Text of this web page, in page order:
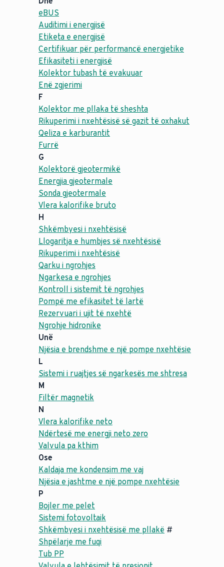
eBUS
Auditimi i energjisë
Etiketa e energjisë
Certifikuar për performancë energjetike
Efikasiteti i energjisë
Kolektor tubash të evakuuar
Enë zgjerimi
F
Kolektor me pllaka të sheshta
Rikuperimi i nxehtësisë së gazit të oxhakut
Qeliza e karburantit
Furrë
G
Kolektorë gjeotermikë
Energjia gjeotermale
Sonda gjeotermale
Vlera kalorifike bruto
H
Shkëmbyesi i nxehtësisë
Llogaritja e humbjes së nxehtësisë
Rikuperimi i nxehtësisë
Qarku i ngrohjes
Ngarkesa e ngrohjes
Kontroll i sistemit të ngrohjes
Pompë me efikasitet të lartë
Rezervuari i ujit të nxehtë
Ngrohje hidronike
Unë
Njësia e brendshme e një pompe nxehtësie
L
Sistemi i ruajtjes së ngarkesës me shtresa
M
Filtër magnetik
N
Vlera kalorifike neto
Ndërtesë me energji neto zero
Valvula pa kthim
Ose
Kaldaja me kondensim me vaj
Njësia e jashtme e një pompe nxehtësie
P
Bojler me pelet
Sistemi fotovoltaik
Shkëmbyesi i nxehtësisë me pllakë #
Shpëlarje me fuqi
Tub PP